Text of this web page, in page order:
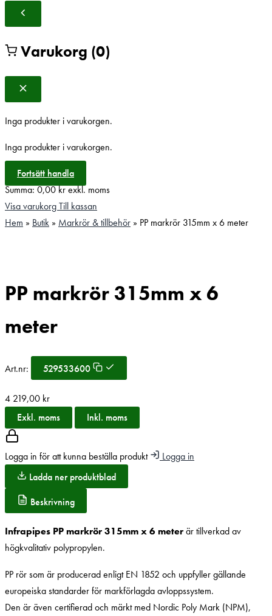
Varukorg (0)
Inga produkter i varukorgen.
Inga produkter i varukorgen.
Fortsätt handla
Summa:0,00krexkl. moms
Visa varukorgTill kassan
Hem » Butik » Markrör & tillbehör » PP markrör 315mm x 6 meter
PP markrör 315mm x 6
meter
Art.nr: 529533600
4 219,00 kr
Exkl. moms
Inkl. moms
Logga in för att kunna beställa produkt
Logga in
Ladda ner produktblad
Beskrivning
Infrapipes PP markrör 315mm x 6 meterär tillverkad av
högkvalitativ polypropylen.
PP rör som är producerad enligt EN 1852 och uppfyller gällande
europeiska standarder för markförlagda avloppssystem.
Den är även certifierad och märkt med Nordic Poly Mark (NPM),